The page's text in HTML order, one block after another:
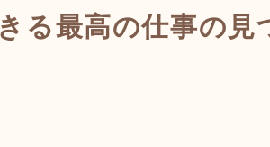
る最高の仕事の見